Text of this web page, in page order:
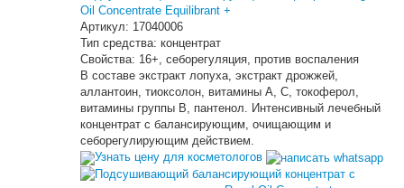
Oil Concentrate Equilibrant +
Артикул: 17040006
Тип средства: концентрат
Свойства: 16+, себорегуляция, против воспаления
В составе экстракт лопуха, экстракт дрожжей,
аллантоин, тиоксолон, витамины А, С, токоферол,
витамины группы В, пантенол. Интенсивный лечебный
концентрат с балансирующим, очищающим и
себорегулирующим действием.
Узнать цену для косметологов